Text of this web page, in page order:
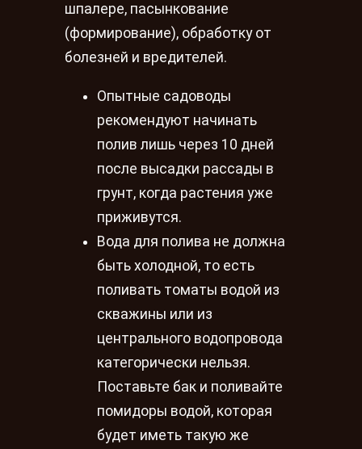
шпалере, пасынкование
(формирование), обработку от
болезней и вредителей.
Опытные садоводы
рекомендуют начинать
полив лишь через 10 дней
после высадки рассады в
грунт, когда растения уже
приживутся.
Вода для полива не должна
быть холодной, то есть
поливать томаты водой из
скважины или из
центрального водопровода
категорически нельзя.
Поставьте бак и поливайте
помидоры водой, которая
будет иметь такую же